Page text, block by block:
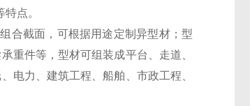
点。
合截面，可根据用途定制异型材；型
重件等，型材可组装成平台、走道、
电力、建筑工程、船舶、市政工程、